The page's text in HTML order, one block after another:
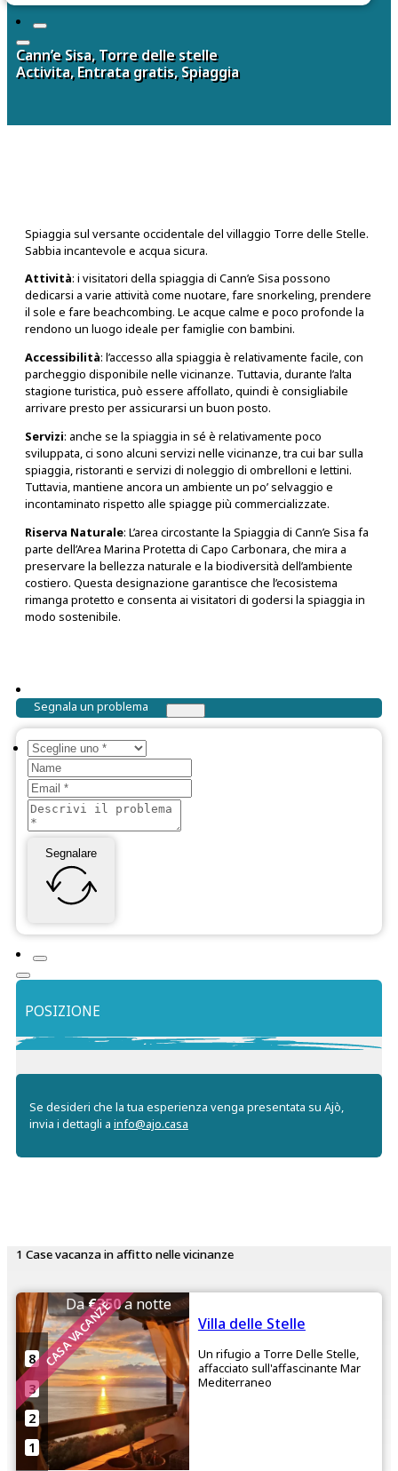
Cann’e Sisa, Torre delle stelle
Activita, Entrata gratis, Spiaggia
Spiaggia sul versante occidentale del villaggio Torre delle Stelle.
Sabbia incantevole e acqua sicura.
Attività: i visitatori della spiaggia di Cann’e Sisa possono
dedicarsi a varie attività come nuotare, fare snorkeling, prendere
il sole e fare beachcombing. Le acque calme e poco profonde la
rendono un luogo ideale per famiglie con bambini.
Accessibilità: l’accesso alla spiaggia è relativamente facile, con
parcheggio disponibile nelle vicinanze. Tuttavia, durante l’alta
stagione turistica, può essere affollato, quindi è consigliabile
arrivare presto per assicurarsi un buon posto.
Servizi: anche se la spiaggia in sé è relativamente poco
sviluppata, ci sono alcuni servizi nelle vicinanze, tra cui bar sulla
spiaggia, ristoranti e servizi di noleggio di ombrelloni e lettini.
Tuttavia, mantiene ancora un ambiente un po’ selvaggio e
incontaminato rispetto alle spiagge più commercializzate.
Riserva Naturale: L’area circostante la Spiaggia di Cann’e Sisa fa
parte dell’Area Marina Protetta di Capo Carbonara, che mira a
preservare la bellezza naturale e la biodiversità dell’ambiente
costiero. Questa designazione garantisce che l’ecosistema
rimanga protetto e consenta ai visitatori di godersi la spiaggia in
modo sostenibile.
Segnala un problema
Segnalare
POSIZIONE
+
−
Se desideri che la tua esperienza venga presentata su Ajò,
invia i dettagli a info@ajo.casa
1 Case vacanza in affitto nelle vicinanze
CASA VACANZE
Da€350a notte
8
3
2
1
Villa delle Stelle
Un rifugio a Torre Delle Stelle,
affacciato sull'affascinante Mar
Mediterraneo